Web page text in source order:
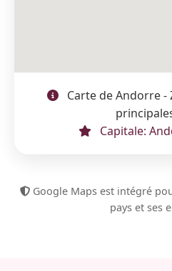
Carte de Andorre -
Capitale:
Google Maps est intégré
pays et ses